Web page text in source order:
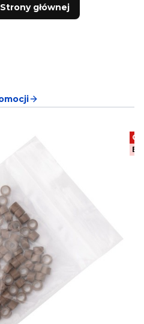
głównej